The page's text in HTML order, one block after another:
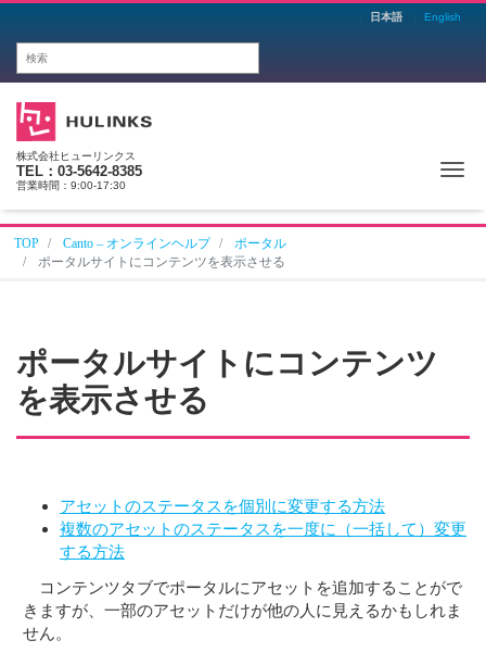
日本語 English
株式会社ヒューリンクス
TEL：03-5642-8385
営業時間：9:00-17:30
TOP Canto – オンラインヘルプ
ポータル
ポータルサイトにコンテンツを表示させる
ポータルサイトにコンテンツ
を表示させる
アセットのステータスを個別に変更する方法
複数のアセットのステータスを一度に（一括して）変更
する方法
コンテンツタブでポータルにアセットを追加することがで
きますが、一部のアセットだけが他の人に見えるかもしれま
せん。